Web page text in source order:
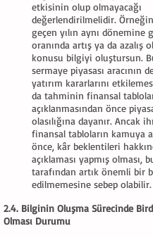
etkisinin olup olmayacağı
değerlendirilmelidir.
geçen yılın aynı dönemine
oranında artış ya da azalış
konusu bilgiyi oluştursun.
sermaye piyasası aracının
yatırım kararlarını
da tahminin finansal
açıklanmasından önce
olasılığına dayanır. Ancak
finansal tabloların kamuya
önce, kâr beklentileri
açıklaması yapmış olması,
tarafından artık önemli bir
edilmemesine sebep olabilir.
2.4. Bilginin Oluşma Sürecinde
Olması Durumu